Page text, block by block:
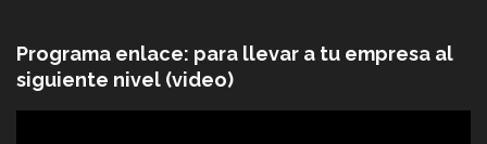
Programa enlace: para llevar a tu empresa al
siguiente nivel (video)